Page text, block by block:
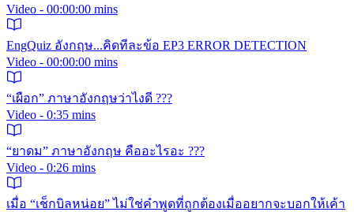
Video - 00:00:00 mins
EngQuiz อังกฤษ...คิดทีละข้อ EP3 ERROR DETECTION
Video - 00:00:00 mins
“เผือก” ภาษาอังกฤษว่าไงดี ???
Video - 0:35 mins
“ยาดม” ภาษาอังกฤษ คืออะไรอะ ???
Video - 0:26 mins
เมื่อ “เช็กบิลหน่อย” ไม่ใช่คำพูดที่ถูกต้องเมื่ออยากจะบอกให้เค้า